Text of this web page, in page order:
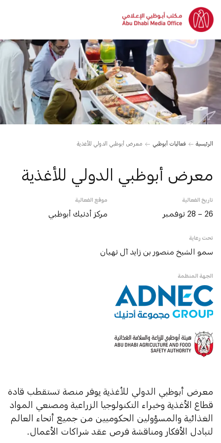
الرئيسية فعاليات أبوظبي معرض أبوظبي الدولي للأغذية
معرض أبوظبي الدولي للأغذية
تاريخ الفعالية
26 – 28 نوفمبر
موقع الفعالية
مركز أدنيك أبوظبي
تحت رعاية
سمو الشيخ منصور بن زايد آل نهيان
الجهة المنظمة
معرض أبوظبي الدولي للأغذية يوفر منصة تستقطب قادة
قطاع الأغذية وخبراء التكنولوجيا الزراعية ومصنعي المواد
الغذائية والمسؤولين الحكوميين من جميع أنحاء العالم
لتبادل الأفكار ومناقشة فرص عقد شراكات الأعمال.